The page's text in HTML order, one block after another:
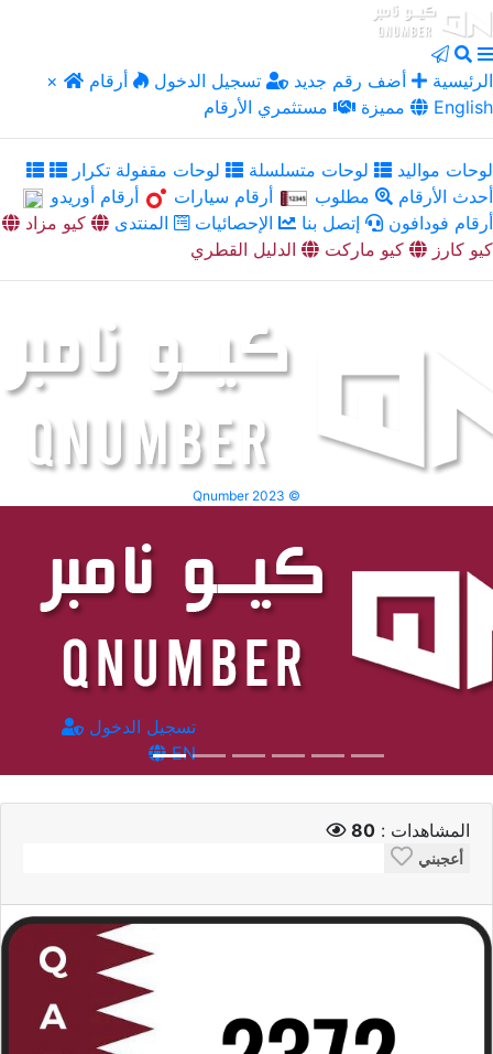
× الرئيسية أضف رقم جديد تسجيل الدخول
أرقام
مميزة
مستثمري الأرقام English
لوحات مواليد لوحات متسلسلة
لوحات مقفولة تكرار
أحدث الأرقام
مطلوب أرقام سيارات
أرقام أوريدو
أرقام فودافون
إتصل بنا الإحصائيات المنتدى
كيو مزاد
كيو كارز
كيو ماركت الدليل القطري
Qnumber 2023 ©
تسجيل الدخول
EN
المشاهدات : 80
أعجبني